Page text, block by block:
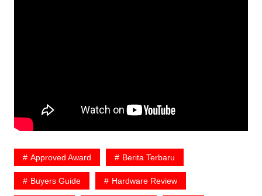
Approved Award Berita Terbaru
Buyers Guide Hardware Review